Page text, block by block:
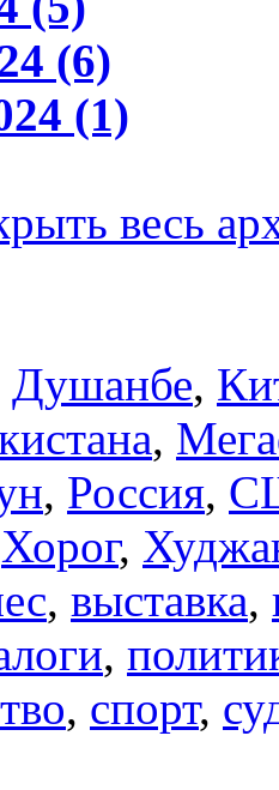
(6)
(1)
весь
Душанбе,
,
, Россия,
Хорог,
, выставка,
,
, спорт,